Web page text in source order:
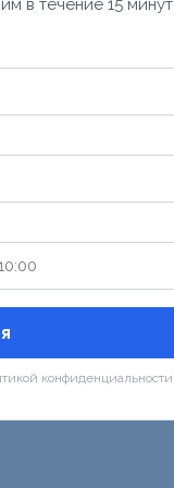
в течение 15 минут
конфиденциальности